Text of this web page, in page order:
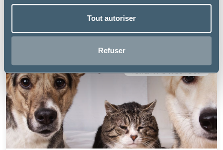
Tout autoriser
Refuser
Gestion du Poids chez les Chiens : Nos solutions !
LIRE LA SUITE
ALIMENTATION POUR CHAT